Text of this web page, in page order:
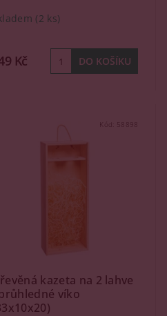
(2 ks)
Kč
Kód: 58898
kazeta na 2 lahve
víko